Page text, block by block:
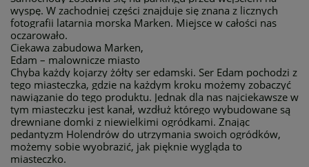
wyspę. W zachodniej części znajduje się znana z licznych
fotografii latarnia morska Marken. Miejsce w całości nas
oczarowało.
Ciekawa zabudowa Marken,
Edam – malownicze miasto
Chyba każdy kojarzy żółty ser edamski. Ser Edam pochodzi z
tego miasteczka, gdzie na każdym kroku możemy zobaczyć
nawiązanie do tego produktu. Jednak dla nas najciekawsze w
tym miasteczku jest kanał, wzdłuż którego wybudowane są
drewniane domki z niewielkimi ogródkami. Znając
pedantyzm Holendrów do utrzymania swoich ogródków,
możemy sobie wyobrazić, jak pięknie wygląda to
miasteczko.